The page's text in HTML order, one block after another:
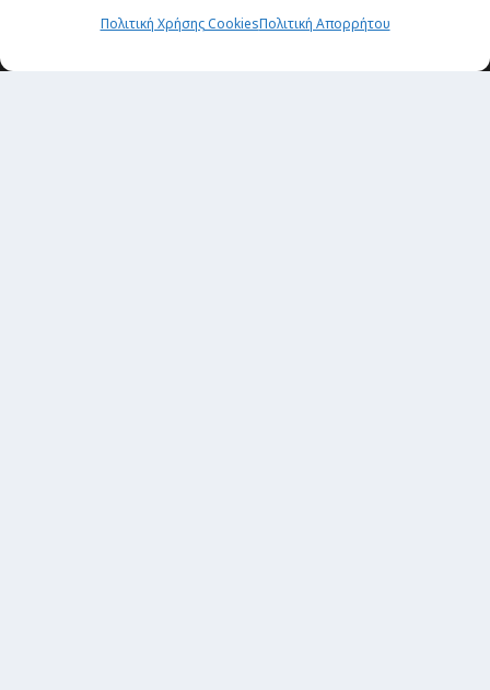
Πολιτική Χρήσης CookiesΠολιτική Απορρήτου